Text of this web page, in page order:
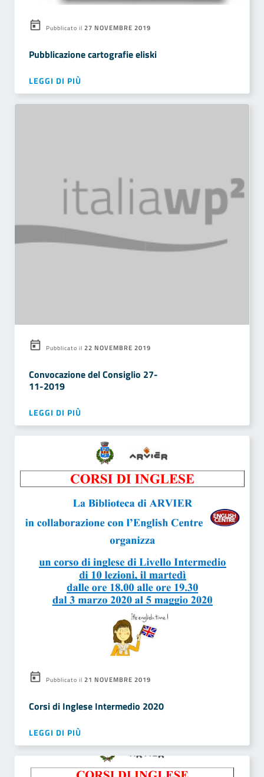
Pubblicato il 27 NOVEMBRE 2019
Pubblicazione cartografie eliski
LEGGI DI PIÙ
Pubblicato il 22 NOVEMBRE 2019
Convocazione del Consiglio 27-
11-2019
LEGGI DI PIÙ
Pubblicato il 21 NOVEMBRE 2019
Corsi di Inglese Intermedio 2020
LEGGI DI PIÙ